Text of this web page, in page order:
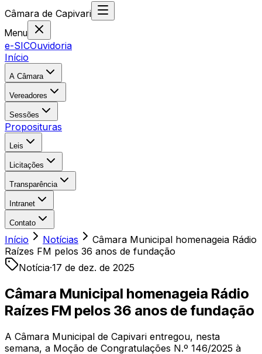
Câmara de Capivari
Menu
e-SICOuvidoria
Início
A Câmara
Vereadores
Sessões
Proposituras
Leis
Licitações
Transparência
Intranet
Contato
Início Notícias
Câmara Municipal homenageia Rádio
Raízes FM pelos 36 anos de fundação
Notícia·17 de dez. de 2025
Câmara Municipal homenageia Rádio
Raízes FM pelos 36 anos de fundação
A Câmara Municipal de Capivari entregou, nesta
semana, a Moção de Congratulações N.º 146/2025 à